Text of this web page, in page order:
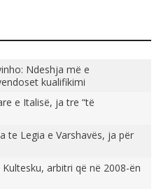
Ndeshja më e
kualifikimi
e Italisë, ja tre “të
te Legia e Varshavës, ja për
Kultesku, arbitri që në 2008-ën